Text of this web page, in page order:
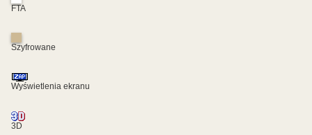
FTA
Szyfrowane
Wyświetlenia ekranu
3D